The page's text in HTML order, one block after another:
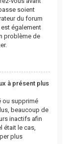
soient
du forum
également
problème de
à présent plus
ou supprimé
beaucoup de
inactifs afin
était le cas,
plus